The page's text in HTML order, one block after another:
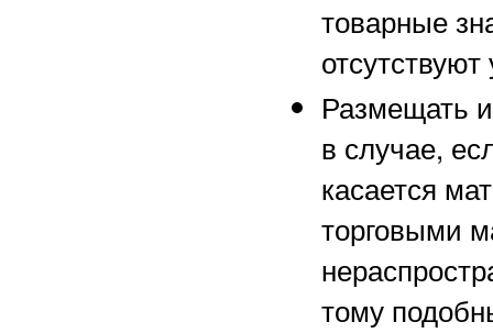
товарные
Размещать
в случае,
касается
торговыми
тому